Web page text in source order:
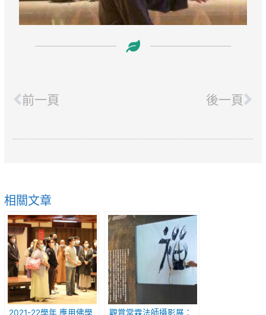
前一頁 後一頁
相關文章
2021-22學年 應用佛學 觀賞常霖法師攝影展：